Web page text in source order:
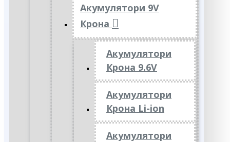
Акумулятори 9V
Крона
Акумулятори
Крона 9.6V
Акумулятори
Крона Li-ion
Акумулятори